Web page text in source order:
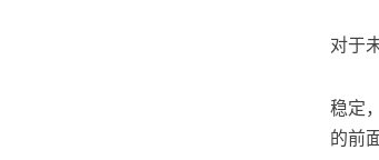
对于
稳定
的前